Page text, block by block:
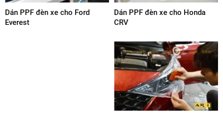
Dán PPF đèn xe cho Ford
Everest
Dán PPF đèn xe cho Honda
CRV